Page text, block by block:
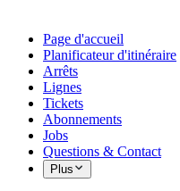
Page d'accueil
Planificateur d'itinéraire
Arrêts
Lignes
Tickets
Abonnements
Jobs
Questions & Contact
Plus